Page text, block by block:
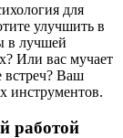
для
улучшить в
в лучшей
Или вас мучает
встреч? Ваш
инструментов.
работой